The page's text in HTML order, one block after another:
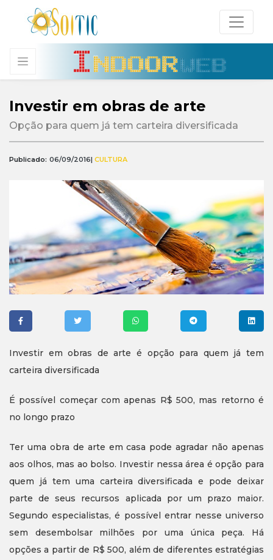
Investir em obras de arte
Opção para quem já tem carteira diversificada
Publicado: 06/09/2016| CULTURA
Investir em obras de arte é opção para quem já tem
carteira diversificada
É possível começar com apenas R$ 500, mas retorno é
no longo prazo
Ter uma obra de arte em casa pode agradar não apenas
aos olhos, mas ao bolso. Investir nessa área é opção para
quem já tem uma carteira diversificada e pode deixar
parte de seus recursos aplicada por um prazo maior.
Segundo especialistas, é possível entrar nesse universo
sem desembolsar milhões por uma única peça. Há
opções a partir de R$ 500, além de diferentes estratégias